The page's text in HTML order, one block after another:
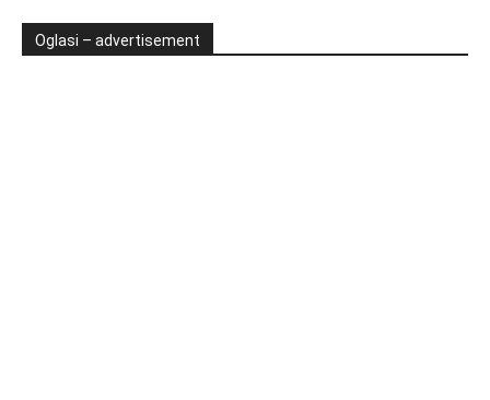
Oglasi – advertisement